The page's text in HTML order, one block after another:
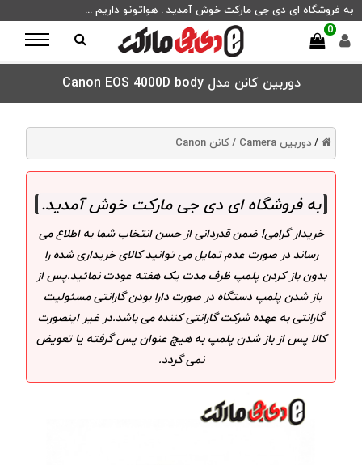
به فروشگاه ای دی جی مارکت خوش آمدید . هواتونو داریم ...
0
دوربین کانن مدل Canon EOS 4000D body
/ دوربین Camera / کانن Canon
به فروشگاه ای دی جی مارکت خوش آمدید.
خریدار گرامی! ضمن قدردانی از حسن انتخاب شما به اطلاع می
رساند در صورت عدم تمایل می توانید کالای خریداری شده را
بدون باز کردن پلمپ ظرف مدت یک هفته عودت نمائید.پس از
باز شدن پلمپ دستگاه در صورت دارا بودن گارانتی مسئولیت
گارانتی به عهده شرکت گارانتی کننده می باشد.در غیر اینصورت
کالا پس از باز شدن پلمپ به هیچ عنوان پس گرفته یا تعویض
نمی گردد.